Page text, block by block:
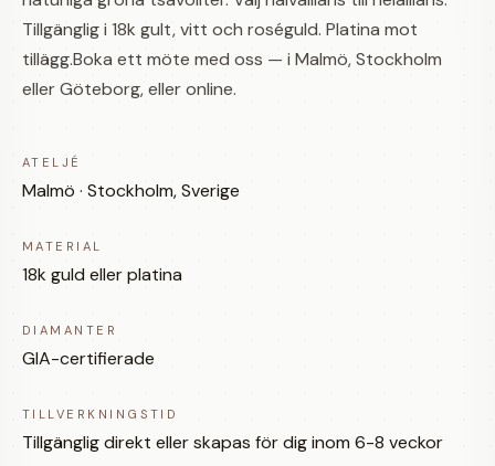
Tillgänglig i 18k gult, vitt och roséguld. Platina mot
tillägg.Boka ett möte med oss — i Malmö, Stockholm
eller Göteborg, eller online.
ATELJÉ
Malmö · Stockholm, Sverige
MATERIAL
18k guld eller platina
DIAMANTER
GIA-certifierade
TILLVERKNINGSTID
Tillgänglig direkt eller skapas för dig inom 6-8 veckor